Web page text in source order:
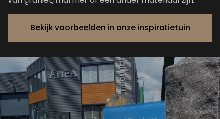
Bekijk voorbeelden in onze inspiratietuin